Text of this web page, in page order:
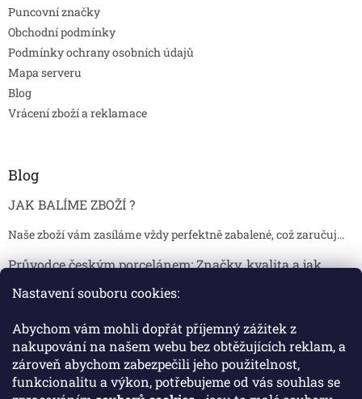
Nastavení souboru cookies:
Abychom vám mohli dopřát příjemný zážitek z
nakupování na našem webu bez obtěžujících reklam, a
zároveň abychom zabezpečili jeho použitelnost,
funkcionalitu a výkon, potřebujeme od vás souhlas se
Puncovní značky
Obchodní podmínky
Podmínky ochrany osobních údajů
Mapa serveru
Blog
Vrácení zboží a reklamace
Blog
JAK BALÍME ZBOŽÍ ?
Naše zboží vám zasíláme vždy perfektně zabalené, což zaručuj...
Průvodce českým porcelánem: Značky, kvalita a jak
Jak skladovat broušené sklenice, aby se nepoškodily?
Broušené sklenice jsou symbolem elegance, tradice a luxusu. ...